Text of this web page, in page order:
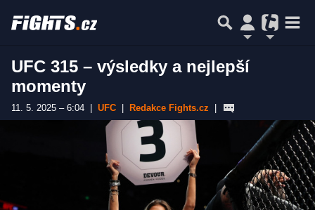
UFC 315 – výsledky a nejlepší
momenty
11. 5. 2025 – 6:04 UFC Redakce Fights.cz